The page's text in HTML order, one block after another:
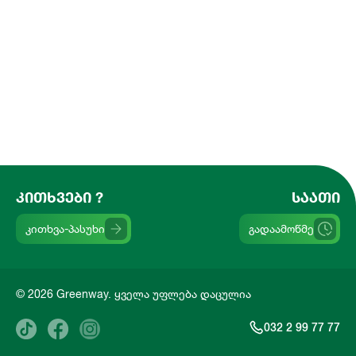
ᲙᲘᲗᲮᲕᲔᲑᲘ ?
კითხვა-პასუხი
ᲡᲐᲐᲗᲘ
გადაამოწმე
© 2026 Greenway. ყველა უფლება დაცულია
032 2 99 77 77